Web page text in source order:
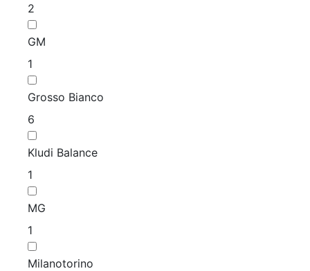
2
GM
1
Grosso Bianco
6
Kludi Balance
1
MG
1
Milanotorino